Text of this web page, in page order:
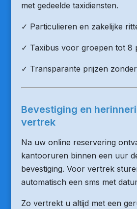
met gedeelde taxidiensten.
✓ Particulieren en zakelijke
✓ Taxibus voor groepen tot 8
✓ Transparante prijzen
Bevestiging en
vertrek
Na uw online reservering
kantooruren binnen een uur
bevestiging. Voor vertrek
automatisch een sms met
Zo vertrekt u altijd met een